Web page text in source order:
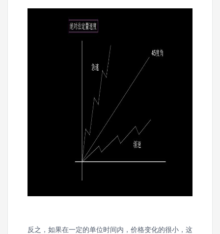
反之，如果在一定的单位时间内，价格变化的很小，这